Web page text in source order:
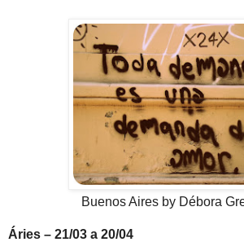
Buenos Aires by Débora
Áries – 21/03 a 20/04